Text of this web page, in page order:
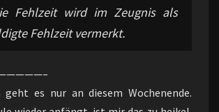
Fehlzeit wird im Zeugnis als
Fehlzeit vermerkt.
geht es nur an diesem Wochenende.